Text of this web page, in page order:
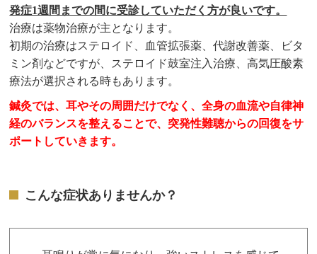
発症1週間までの間に受診していただく方が良いです。
治療は薬物治療が主となります。
初期の治療はステロイド、血管拡張薬、代謝改善薬、ビタ
ミン剤などですが、ステロイド鼓室注入治療、高気圧酸素
療法が選択される時もあります。
鍼灸では、耳やその周囲だけでなく、全身の血流や自律神
経のバランスを整えることで、突発性難聴からの回復をサ
ポートしていきます。
こんな症状ありませんか？